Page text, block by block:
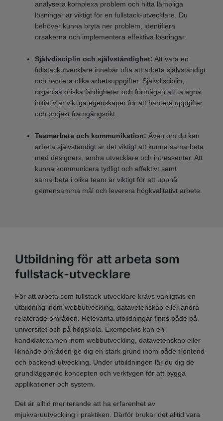
analysera komplexa problem och hitta lämpliga
lösningar är viktigt för en fullstack-utvecklare. Du
behöver kunna bryta ner problem, identifiera
orsakerna och implementera effektiva lösningar.
Självdisciplin och självständighet: Att vara en
fullstackutvecklare innebär ofta att arbeta självständigt
och hantera olika arbetsuppgifter. Självdisciplin,
organisatoriska färdigheter och förmågan att ta egna
initiativ är viktiga egenskaper för att hantera uppgifter
och projekt framgångsrikt.
Teamarbete och kommunikation: Även om du kan
arbeta självständigt är det viktigt att kunna samarbeta
med designers, andra utvecklare och intressenter. Att
kunna kommunicera tydligt och effektivt samt
samarbeta i olika team är viktigt för att uppnå
gemensamma mål och leverera högkvalitativt arbete.
Utbildning för att arbeta som
fullstack-utvecklare
För att arbeta som fullstack-utvecklare krävs vanligtvis en
utbildning inom webbutveckling, datavetenskap eller andra
relaterade områden. Relevanta utbildningar finns både på
universitet och på högskola. Exempelvis kan en
kandidatexamen inom webbutveckling, datavetenskap eller
liknande områden ge dig en stark grund inom både frontend-
och backend-utveckling. Under utbildningen lär du dig de
grundläggande koncepten och verktygen för att bygga
applikationer och system.
Det är alltid meriterande att ha erfarenhet av
mjukvaruutveckling i praktiken. Därför brukar det alltid vara